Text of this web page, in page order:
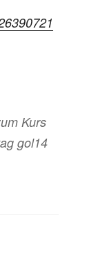
Kurs
gol14